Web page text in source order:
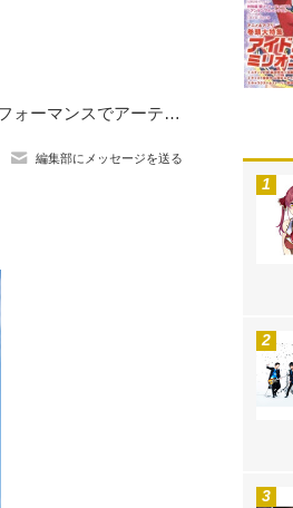
沼倉愛美 圧巻のライブパフォーマンスでアーティスト活動終了！ FINAL LIVE「みんなで！」開催【レポート】
編集部にメッセージを送る